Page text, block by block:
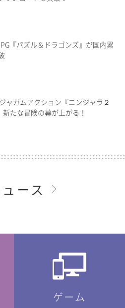
『パズル＆ドラゴンズ』が国内累
ャガムアクション『ニンジャラ２
たな冒険の幕が上がる！
ース
ゲーム